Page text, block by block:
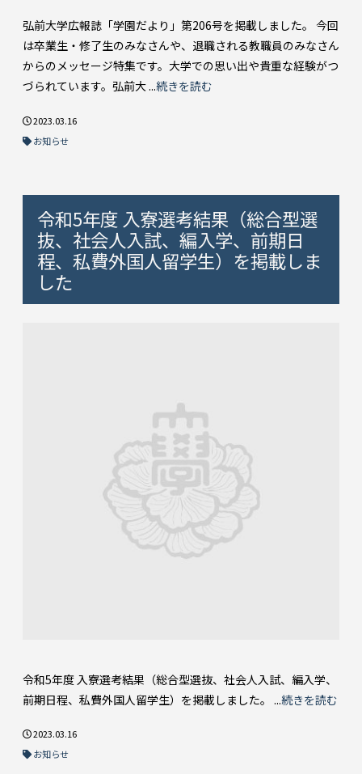
弘前大学広報誌「学園だより」第206号を掲載しました。 今回
は卒業生・修了生のみなさんや、退職される教職員のみなさん
からのメッセージ特集です。大学での思い出や貴重な経験がつ
づられています。弘前大 ...続きを読む
2023.03.16
お知らせ
令和5年度 入寮選考結果（総合型選
抜、社会人入試、編入学、前期日
程、私費外国人留学生）を掲載しま
した
令和5年度 入寮選考結果（総合型選抜、社会人入試、編入学、
前期日程、私費外国人留学生）を掲載しました。 ...続きを読む
2023.03.16
お知らせ